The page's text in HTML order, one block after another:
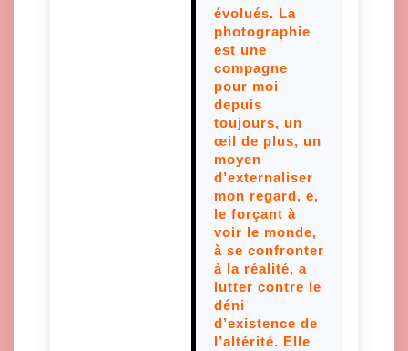
évolués. La
photographie
est une
compagne
pour moi
depuis
toujours, un
œil de plus, un
moyen
d’externaliser
mon regard, e,
le forçant à
voir le monde,
à se confronter
à la réalité, a
lutter contre le
déni
d’existence de
l’altérité. Elle